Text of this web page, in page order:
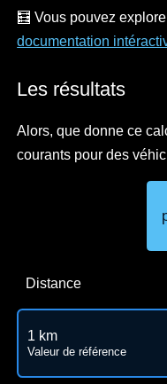
🧮 Vous pouvez
documentation
Les résultats
Alors, que donne ce
courants pour des
Distance
1 km
Valeur de référence